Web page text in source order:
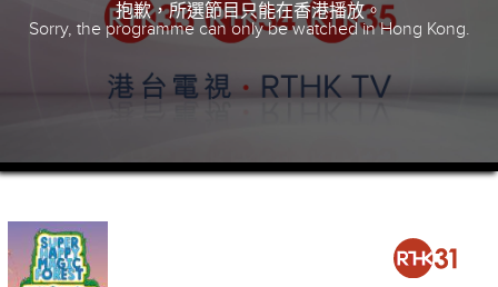
抱歉，所選節目只能在香港播放。
Sorry, the programme can only be watched in Hong Kong.